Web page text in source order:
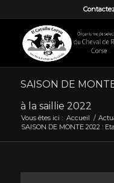
SAISON DE
à la saillie 2022
Vous êtes ici : Accueil /
SAISON DE MONTE 2022 :